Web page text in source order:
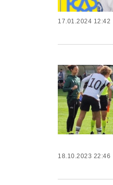
17.01.2024 12:42
18.10.2023 22:46